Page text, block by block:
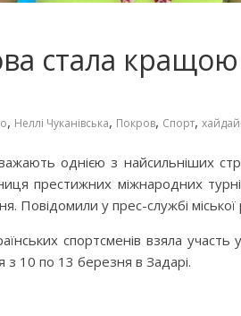
стала
, Неллі Чуканівська, Покров, Спорт,
однією з найсильніших
престижних міжнародних
Повідомили у прес-службі міської
спортсменів взяла участь
з 10 по 13 березня в Задарі.